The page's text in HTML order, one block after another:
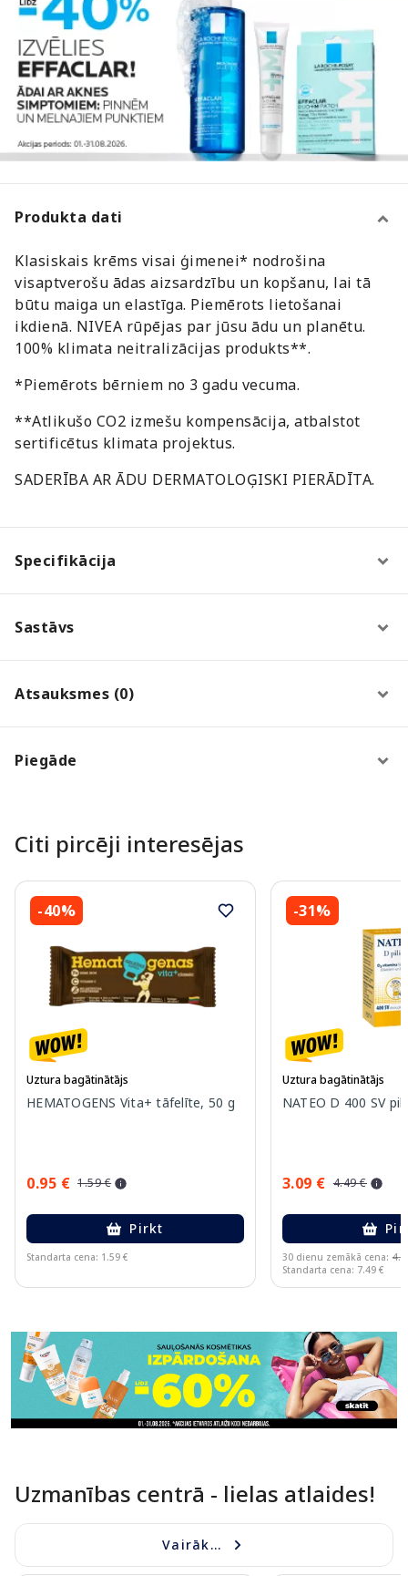
Produkta dati
Klasiskais krēms visai ģimenei* nodrošina
visaptverošu ādas aizsardzību un kopšanu, lai tā
būtu maiga un elastīga. Piemērots lietošanai
ikdienā. NIVEA rūpējas par jūsu ādu un planētu.
100% klimata neitralizācijas produkts**.
*Piemērots bērniem no 3 gadu vecuma.
**Atlikušo CO2 izmešu kompensācija, atbalstot
sertificētus klimata projektus.
SADERĪBA AR ĀDU DERMATOLOĢISKI PIERĀDĪTA.
Specifikācija
Sastāvs
Atsauksmes (0)
Piegāde
Citi pircēji interesējas
-40%
Uztura bagātinātājs
HEMATOGENS Vita+ tāfelīte, 50 g
0.95 € 1.59 €
Pirkt
Standarta cena: 1.59 €
-31%
Uztura bagātinātājs
NATEO D 400 SV
3.09 € 4.49 €
30 dienu zemākā cena:
Standarta cena: 7.49 €
Uzmanības centrā - lielas atlaides!
Vairāk...